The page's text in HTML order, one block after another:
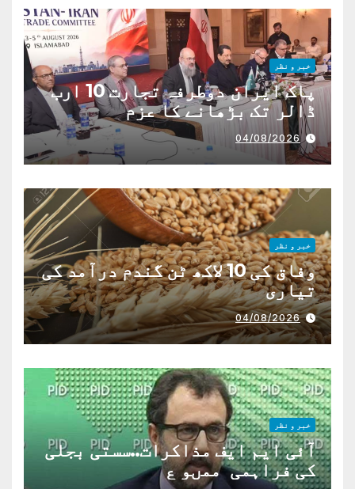
خبر و نظر
پاک ایران دوطرفہ تجارت 10 ارب
ڈالر تک بڑھانے کا عزم
04/08/2026
خبر و نظر
وفاق کی 10 لاکھ ٹن گندم درآمد کی
تیاری
04/08/2026
خبر و نظر
آئی ایم ایف مذاکرات..سستی بجلی
کی فراہمی ممںو ع